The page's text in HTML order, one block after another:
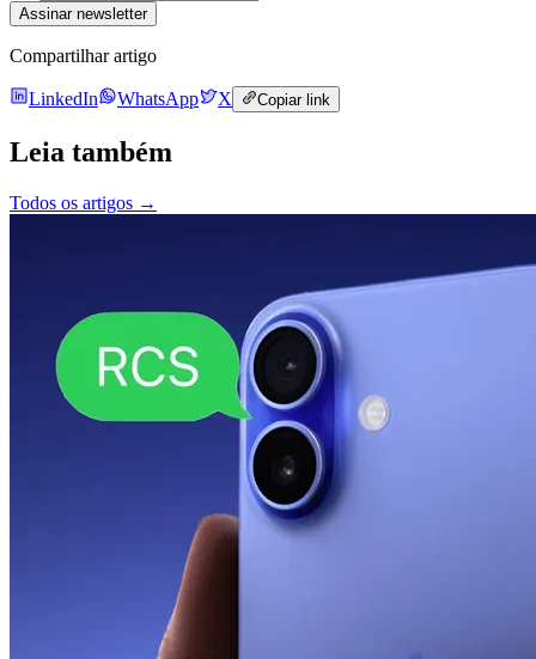
Assinar newsletter
Compartilhar artigo
LinkedIn WhatsApp X Copiar link
Leia também
Todos os artigos →